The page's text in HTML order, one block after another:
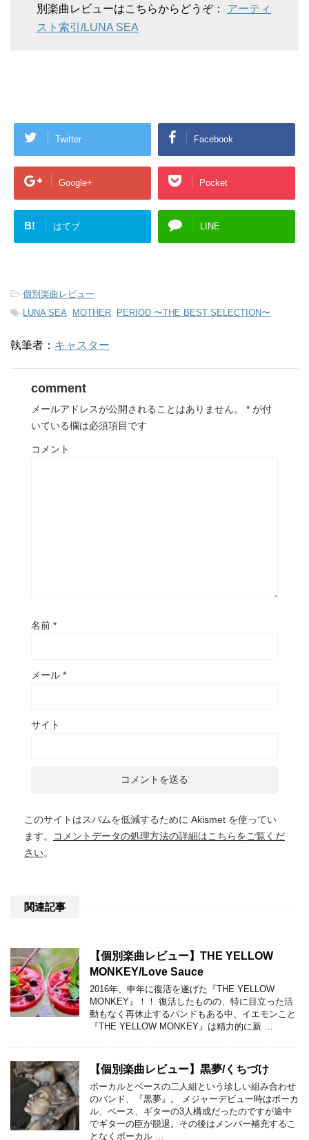
別楽曲レビューはこちらからどうぞ： アーティ
スト索引/LUNA SEA
Twitter Facebook
Google+ Pocket
B! はてブ LINE
-個別楽曲レビュー
- LUNA SEA MOTHER PERIOD 〜THE BEST SELECTION〜
執筆者： キャスター
comment
メールアドレスが公開されることはありません。 * が付
いている欄は必須項目です
コメント
名前 *
メール *
サイト
このサイトはスパムを低減するために Akismet を使ってい
ます。
コメントデータの処理方法の詳細はこちらをご覧くだ
さい。
関連記事
【個別楽曲レビュー】THE YELLOW
MONKEY/Love Sauce
2016年、申年に復活を遂げた『THE YELLOW
MONKEY』！！ 復活したものの、特に目立った活
動もなく再休止するバンドもある中、イエモンこと
『THE YELLOW MONKEY』は精力的に新 …
【個別楽曲レビュー】黒夢/くちづけ
ボーカルとベースの二人組という珍しい組み合わせ
のバンド、『黒夢』。 メジャーデビュー時はボーカ
ル、ベース、ギターの3人構成だったのですが途中
でギターの臣が脱退。その後はメンバー補充するこ
となくボーカル …